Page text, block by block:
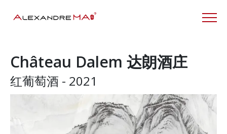
Château Dalem 达朗酒庄
红葡萄酒 - 2021